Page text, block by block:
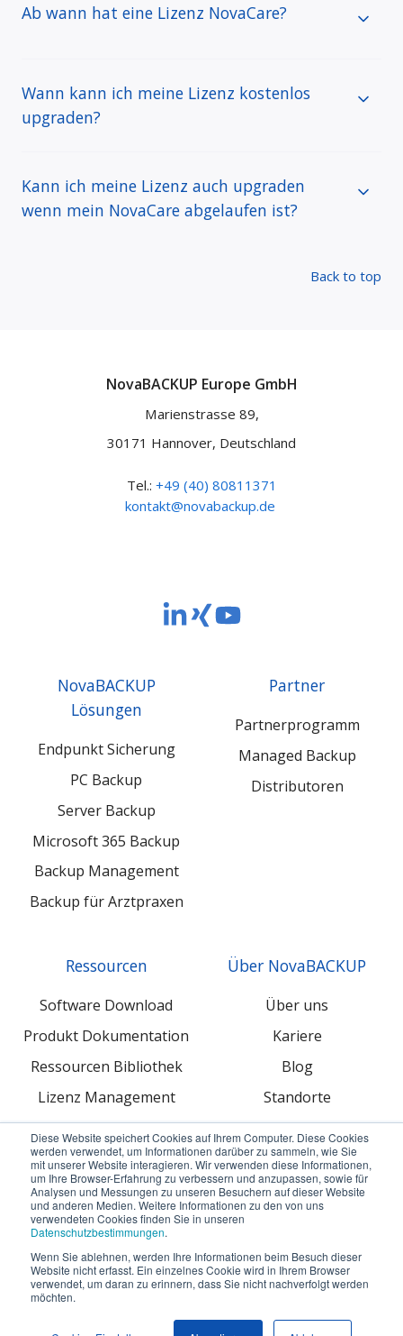
Diese Website speichert Cookies auf Ihrem Computer. Diese Cookies
werden verwendet, um Informationen darüber zu sammeln, wie Sie
mit unserer Website interagieren. Wir verwenden diese Informationen,
um Ihre Browser-Erfahrung zu verbessern und anzupassen, sowie für
Analysen und Messungen zu unseren Besuchern auf dieser Website
und anderen Medien. Weitere Informationen zu den von uns
verwendeten Cookies finden Sie in unseren
Datenschutzbestimmungen.
Wenn Sie ablehnen, werden Ihre Informationen beim Besuch dieser
Website nicht erfasst. Ein einzelnes Cookie wird in Ihrem Browser
verwendet, um daran zu erinnern, dass Sie nicht nachverfolgt werden
möchten.
Ab wann hat eine Lizenz NovaCare?
Wann kann ich meine Lizenz kostenlos
upgraden?
Kann ich meine Lizenz auch upgraden
wenn mein NovaCare abgelaufen ist?
Back to top
NovaBACKUP Europe GmbH
Marienstrasse 89,
30171 Hannover, Deutschland
Tel.: +49 (40) 80811371
kontakt@novabackup.de
NovaBACKUP
NovaBACKUP
NovaBACKUP
YouTube
NovaBACKUP
Lösungen
Endpunkt Sicherung
PC Backup
Server Backup
Microsoft 365 Backup
Backup Management
Backup für Arztpraxen
Partner
Partnerprogramm
Managed Backup
Distributoren
Ressourcen
Software Download
Produkt Dokumentation
Ressourcen Bibliothek
Lizenz Management
Über NovaBACKUP
Über uns
Kariere
Blog
Standorte
© 2026 NovaBACKUP Europe GmbH. Alle Preise zzgl.
AGB Datenschutzerklärung
Impressum
Verträge kündigen